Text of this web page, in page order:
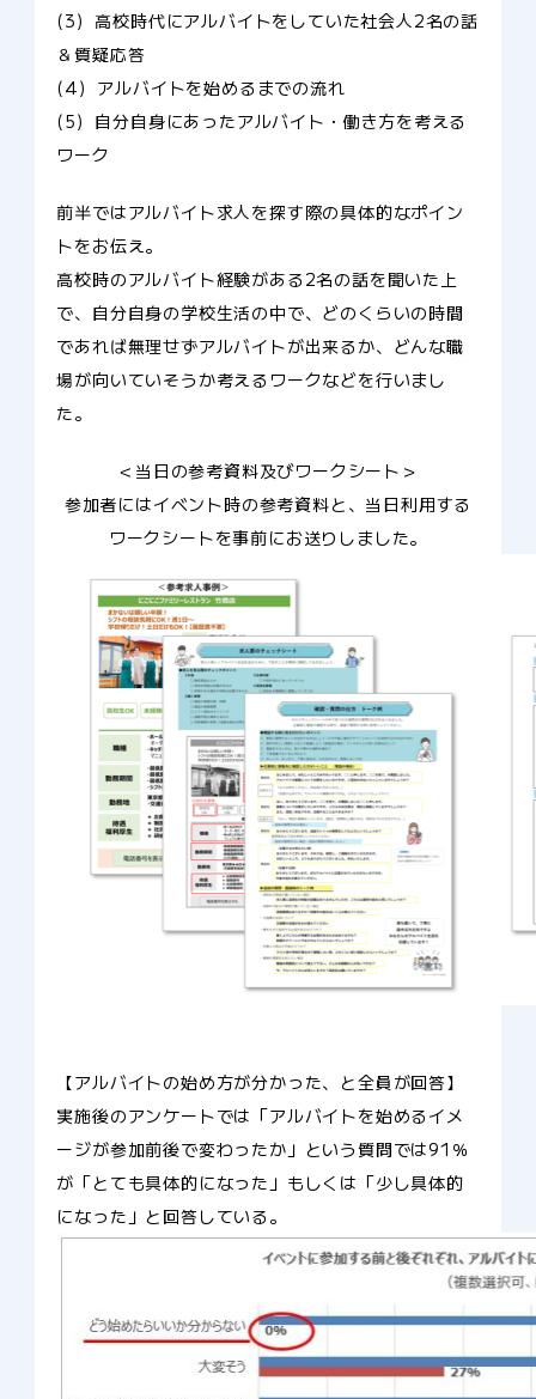
(3) 高校時代にアルバイトをしていた社会人2名の話
＆質疑応答
(4) アルバイトを始めるまでの流れ
(5) 自分自身にあったアルバイト・働き方を考える
ワーク
前半ではアルバイト求人を探す際の具体的なポイン
トをお伝え。
高校時のアルバイト経験がある2名の話を聞いた上
で、自分自身の学校生活の中で、どのくらいの時間
であれば無理せずアルバイトが出来るか、どんな職
場が向いていそうか考えるワークなどを行いまし
た。
＜当日の参考資料及びワークシート＞
参加者にはイベント時の参考資料と、当日利用する
ワークシートを事前にお送りしました。
【アルバイトの始め方が分かった、と全員が回答】
実施後のアンケートでは「アルバイトを始めるイメ
ージが参加前後で変わったか」という質問では91％
が「とても具体的になった」もしくは「少し具体的
になった」と回答している。